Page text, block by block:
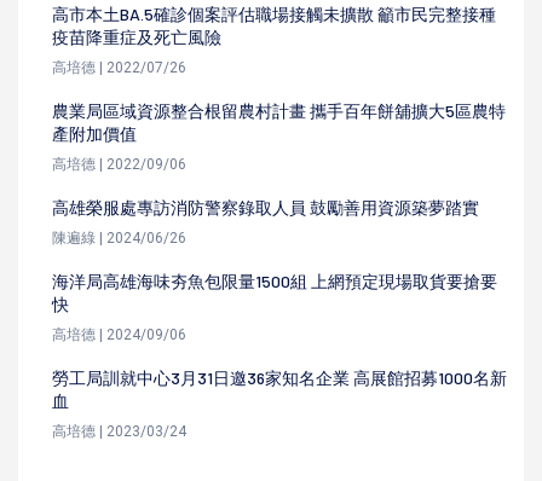
高市本土BA.5確診個案評估職場接觸未擴散 籲市民完整接種
疫苗降重症及死亡風險
高培德 | 2022/07/26
農業局區域資源整合根留農村計畫 攜手百年餅舖擴大5區農特
產附加價值
高培德 | 2022/09/06
高雄榮服處專訪消防警察錄取人員 鼓勵善用資源築夢踏實
陳遍綠 | 2024/06/26
海洋局高雄海味夯魚包限量1500組 上網預定現場取貨要搶要
快
高培德 | 2024/09/06
勞工局訓就中心3月31日邀36家知名企業 高展館招募1000名新
血
高培德 | 2023/03/24